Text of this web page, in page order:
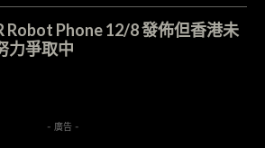
Robot Phone 12/8 發佈但香港未
力爭取中
- 廣告 -